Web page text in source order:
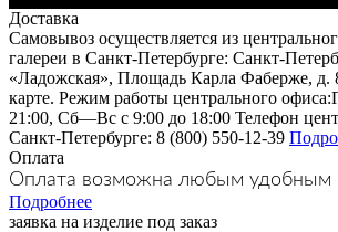
Доставка
Самовывоз осуществляется из
галереи в Санкт-Петербурге: Санкт-
«Ладожская», Площадь Карла Фаберже, д.
карте. Режим работы центрального
21:00, Сб—Вс с 9:00 до 18:00 Телефон
Санкт-Петербурге: 8 (800) 550-12-39
Оплата
Оплата возможна любым
Подробнее
заявка на изделие под заказ